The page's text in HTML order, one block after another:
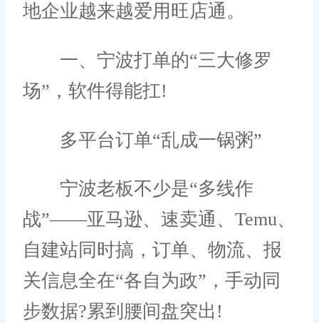
地企业越来越爱用旺店通。
一、宁波打单的“三大修罗
场”，软件得能扛!
多平台订单“乱成一锅粥”
宁波老板不少是“多线作
战”——亚马逊、速卖通、Temu、
自建站同时搞，订单、物流、报
关信息全在“各自为政”，手动同
步数据?累到腰间盘突出!